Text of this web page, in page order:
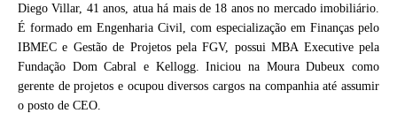
Diego Villar, 41 anos, atua há mais de 18 anos no mercado imobiliário.
É formado em Engenharia Civil, com especialização em Finanças pelo
IBMEC e Gestão de Projetos pela FGV, possui MBA Executive pela
Fundação Dom Cabral e Kellogg. Iniciou na Moura Dubeux como
gerente de projetos e ocupou diversos cargos na companhia até assumir
o posto de CEO.